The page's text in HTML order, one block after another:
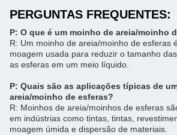
PERGUNTAS FREQUENTES:
P: O que é um moinho de areia/moinho
R: Um moinho de areia/moinho de esferas
moagem usada para reduzir o tamanho
as esferas em um meio líquido.
P: Quais são as aplicações típicas de
areia/moinho de esferas?
R: Moinhos de areia/moinhos de esferas
​​em indústrias como tintas, tintas,
moagem úmida e dispersão de materiais.